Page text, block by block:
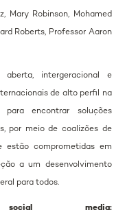
Mary Robinson, Mohamed
Roberts, Professor Aaron
intergeracional e
de alto perfil na
para encontrar soluções
por meio de coalizões de
estão comprometidas em
a um desenvolvimento
para todos.
media: